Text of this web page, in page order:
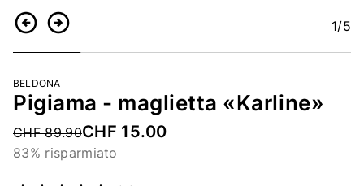
IndietroContinua 1/5
BELDONA
Pigiama - maglietta «Karline»
Price reduced from
CHF 89.90CHF 15.00
83% risparmiato